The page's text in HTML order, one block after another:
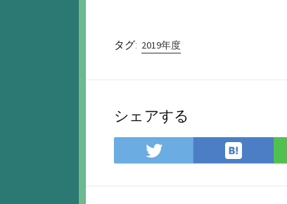
タグ: 2019年度
シェアする
Twitter
で
は
て